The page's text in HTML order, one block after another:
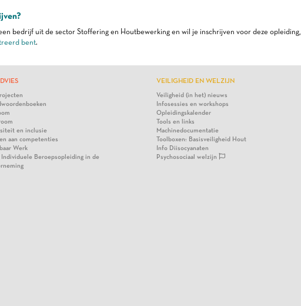
bedrijf uit de sector Stoffering en Houtbewerking en wil je inschrijven voor deze opleiding,
bent.
en inclusie
aan competenties
Werk
Individuele Beroepsopleiding in de
VEILIGHEID EN WELZIJN
Veiligheid (in het) nieuws
Infosessies en workshops
Opleidingskalender
Tools en links
Machinedocumentatie
Toolboxen: Basisveiligheid Hout
Info Diisocyanaten
Psychosociaal welzijn